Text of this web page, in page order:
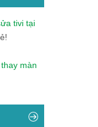
tivi tại
thay màn